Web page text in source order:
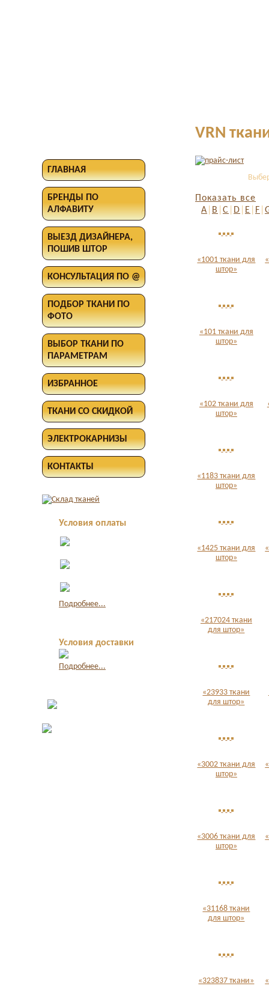
ГЛАВНАЯ
БРЕНДЫ ПО
АЛФАВИТУ
ВЫЕЗД ДИЗАЙНЕРА,
ПОШИВ ШТОР
КОНСУЛЬТАЦИЯ ПО @
ПОДБОР ТКАНИ ПО
ФОТО
ВЫБОР ТКАНИ ПО
ПАРАМЕТРАМ
ИЗБРАННОЕ
ТКАНИ СО СКИДКОЙ
ЭЛЕКТРОКАРНИЗЫ
КОНТАКТЫ
Условия оплаты
Подробнее...
Условия доставки
Подробнее...
VRN
Показать все
A
B C D E F
«1001 ткани для
штор»
«101 ткани для
штор»
«102 ткани для
штор»
«1183 ткани для
штор»
«1425 ткани для
штор»
«217024 ткани
для штор»
«23933 ткани
для штор»
«3002 ткани для
штор»
«3006 ткани для
штор»
«31168 ткани
для штор»
«323837 ткани»